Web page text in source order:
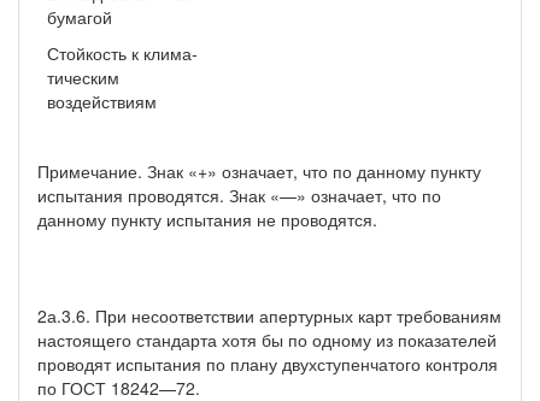
бумагой
Стойкость к клима­
тическим
воздействиям
Примечание. Знак «+» означает, что по данному пункту
испытания проводятся. Знак «—» означает, что по
данному пункту испытания не прово­дятся.
2а.3.6. При несоответствии апертурных карт требованиям
на­стоящего стандарта хотя бы по одному из показателей
проводят испытания по плану двухступенчатого контроля
по ГОСТ 18242—72.